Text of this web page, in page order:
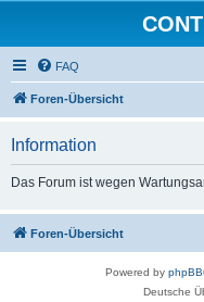
FAQ
Foren-Übersicht
Information
Das Forum ist wegen
Foren-Übersicht
Powered by phpBB
Deutsche